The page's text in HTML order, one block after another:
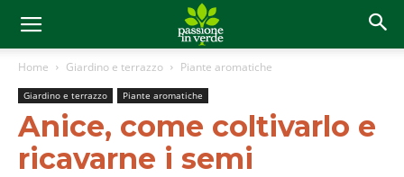
Home Giardino e terrazzo Piante aromatiche
Giardino e terrazzo Piante aromatiche
Anice, come coltivarlo e
ricavarne i semi